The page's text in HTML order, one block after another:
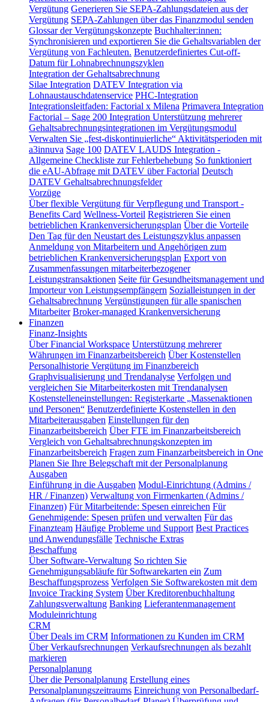
Vergütung Generieren Sie SEPA-Zahlungsdateien aus der
Vergütung SEPA-Zahlungen über das Finanzmodul senden
Glossar der Vergütungskonzepte Buchhalter:innen:
Synchronisieren und exportieren Sie die Gehaltsvariablen der
Vergütung von Fachleuten. Benutzerdefiniertes Cut-off-
Datum für Lohnabrechnungszyklen
Integration der Gehaltsabrechnung
Silae Integration DATEV Integration via
Lohnaustauschdatenservice PHC-Integration
Integrationsleitfaden: Factorial x Milena Primavera Integration
Factorial – Sage 200 Integration Unterstützung mehrerer
Gehaltsabrechnungsintegrationen im Vergütungsmodul
Verwalten Sie „fest-diskontinuierliche“ Aktivitätsperioden mit
a3innuva Sage 100 DATEV LAUDS Integration -
Allgemeine Checkliste zur Fehlerbehebung So funktioniert
die eAU-Abfrage mit DATEV über Factorial Deutsch
DATEV Gehaltsabrechnungsfelder
Vorzüge
Über flexible Vergütung für Verpflegung und Transport -
Benefits Card Wellness-Vorteil Registrieren Sie einen
betrieblichen Krankenversicherungsplan Über die Vorteile
Den Tag für den Neustart des Leistungszyklus anpassen
Anmeldung von Mitarbeitern und Angehörigen zum
betrieblichen Krankenversicherungsplan Export von
Zusammenfassungen mitarbeiterbezogener
Leistungstransaktionen Seite für Gesundheitsmanagement und
Importeur von Leistungsempfängern Sozialleistungen in der
Gehaltsabrechnung Vergünstigungen für alle spanischen
Mitarbeiter Broker-managed Krankenversicherung
Finanzen
Finanz-Insights
Über Financial Workspace Unterstützung mehrerer
Währungen im Finanzarbeitsbereich Über Kostenstellen
Personalhistorie Vergütung im Finanzbereich
Graphvisualisierung und Trendanalyse Verfolgen und
vergleichen Sie Mitarbeiterkosten mit Trendanalysen
Kostenstelleneinstellungen: Registerkarte „Massenaktionen
und Personen“ Benutzerdefinierte Kostenstellen in den
Mitarbeiterausgaben Einstellungen für den
Finanzarbeitsbereich Über FTE im Finanzarbeitsbereich
Vergleich von Gehaltsabrechnungskonzepten im
Finanzarbeitsbereich Fragen zum Finanzarbeitsbereich in One
Planen Sie Ihre Belegschaft mit der Personalplanung
Ausgaben
Einführung in die Ausgaben Modul-Einrichtung (Admins /
HR / Finanzen) Verwaltung von Firmenkarten (Admins /
Finanzen) Für Mitarbeitende: Spesen einreichen Für
Genehmigende: Spesen prüfen und verwalten Für das
Finanzteam Häufige Probleme und Support Best Practices
und Anwendungsfälle Technische Extras
Beschaffung
Über Software-Verwaltung So richten Sie
Genehmigungsabläufe für Softwarekarten ein Zum
Beschaffungsprozess Verfolgen Sie Softwarekosten mit dem
Invoice Tracking System Über Kreditorenbuchhaltung
Zahlungsverwaltung Banking Lieferantenmanagement
Moduleinrichtung
CRM
Über Deals im CRM Informationen zu Kunden im CRM
Über Verkaufsrechnungen Verkaufsrechnungen als bezahlt
markieren
Personalplanung
Über die Personalplanung Erstellung eines
Personalplanungszeitraums Einreichung von Personalbedarf-